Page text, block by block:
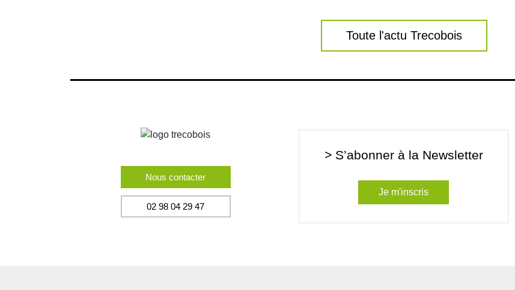
Toute l'actu Trecobois
Nous contacter
02 98 04 29 47
> S’abonner à la Newsletter
Je m'inscris